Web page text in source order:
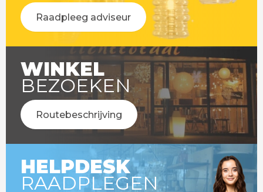
Raadpleeg adviseur
WINKEL
BEZOEKEN
Routebeschrijving
HELPDESK
RAADPLEGEN